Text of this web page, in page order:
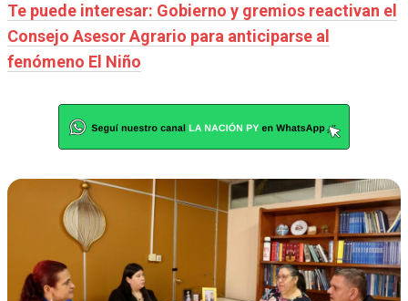
Te puede interesar: Gobierno y gremios reactivan el
Consejo Asesor Agrario para anticiparse al
fenómeno El Niño